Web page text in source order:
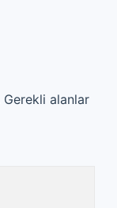
Gerekli alanlar